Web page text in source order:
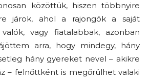
közöttük, hiszen többnyire
járok, ahol a rajongók a saját
vagy fiatalabbak, azonban
arra, hogy mindegy, hány
hány gyereket nevel – akikre
– felnőttként is megőrülhet valaki